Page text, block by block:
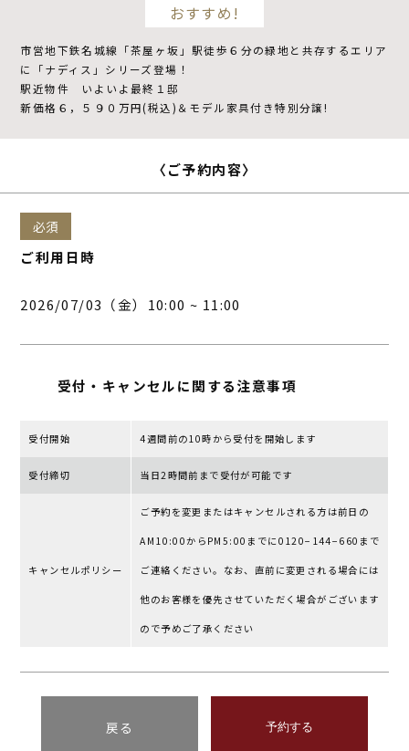
資料請求 来場予約
おすすめ!
市営地下鉄名城線「茶屋ヶ坂」駅徒歩６分の緑地と共存するエリア
に「ナディス」シリーズ登場！
駅近物件 いよいよ最終１邸
新価格６，５９０万円(税込)＆モデル家具付き特別分譲!
〈ご予約内容〉
必須
ご利用日時
2026/07/03（金）10:00 ~ 11:00
受付・キャンセルに関する注意事項
受付開始 4週間前の10時から受付を開始します
受付締切 当日2時間前まで受付が可能です
キャンセルポリシー
ご予約を変更またはキャンセルされる⽅は前⽇の
AM10:00からPM5:00までに0120−144−660まで
ご連絡ください。なお、直前に変更される場合には
他のお客様を優先させていただく場合がございます
ので予めご了承ください
戻る 予約する